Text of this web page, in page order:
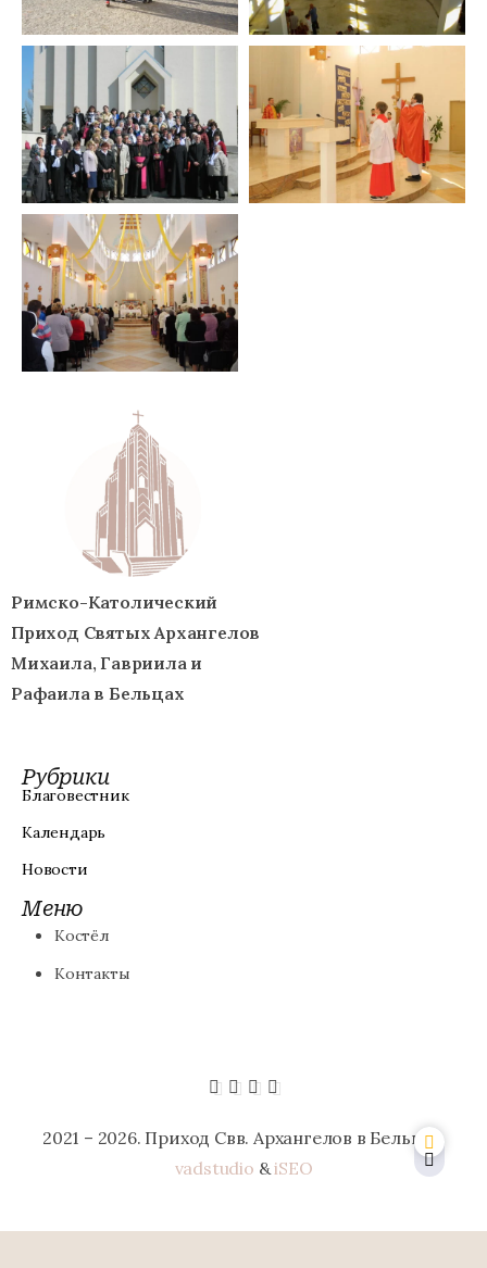
Римско-Католический
Приход Святых Архангелов
Михаила, Гавриила и
Рафаила в Бельцах
Рубрики
Благовестник
Календарь
Новости
Меню
Костёл
Контакты
2021 – 2026. Приход Свв. Архангелов в Бельцах.
vadstudio &iSEO